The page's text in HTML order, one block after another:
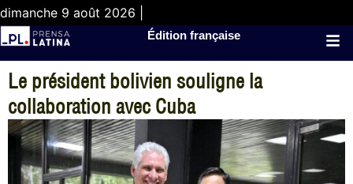
dimanche 9 août 2026 |
Édition française
Le président bolivien souligne la
collaboration avec Cuba